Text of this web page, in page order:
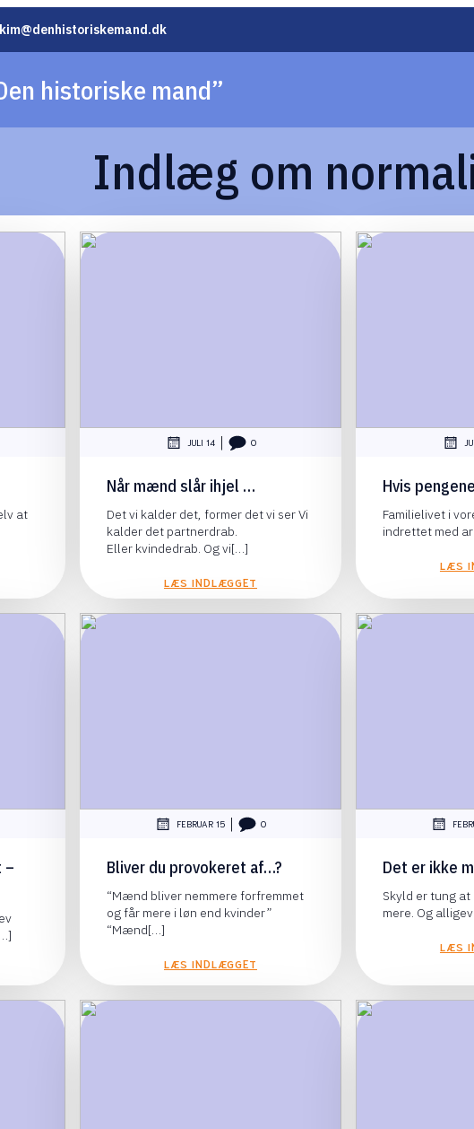
kim@denhistoriskemand.dk
historiske mand”
Indlæg om
at
JULI 14 | 0
Når mænd slår ihjel …
Det vi kalder det, former det vi ser Vi
kalder det partnerdrab.
Eller kvindedrab. Og vi[…]
LÆS INDLÆGGET
Hvis
Familielivet i
indrettet med
LÆS
–
FEBRUAR 15 | 0
Bliver du provokeret af…?
“Mænd bliver nemmere forfremmet
og får mere i løn end kvinder”
“Mænd[…]
LÆS INDLÆGGET
Det er ikke
Skyld er tung
mere. Og
LÆS